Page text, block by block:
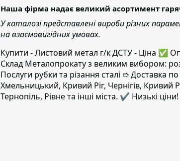
Наша фірма надає великий асортимент
У каталозі представлені вироби різних
на взаємовигідних умовах.
Купити - Листовий метал г/к ДСТУ - Ціна ✅️
Склад Металопрокату з великим вибором:
Послуги рубки та різання сталі ➱ Доставка
Хмельницький, Кривий Ріг, Чернігів, Кривий
Тернопіль, Рівне та інші міста. ✔️ Низькі